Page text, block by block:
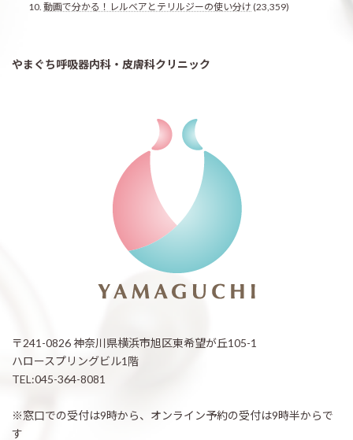
動画で分かる！レルベアとテリルジーの使い分け (23,359)
やまぐち呼吸器内科・皮膚科クリニック
〒241-0826 神奈川県横浜市旭区東希望が丘105-1
ハロースプリングビル1階
TEL:045-364-8081
※窓口での受付は9時から、オンライン予約の受付は9時半からで
す